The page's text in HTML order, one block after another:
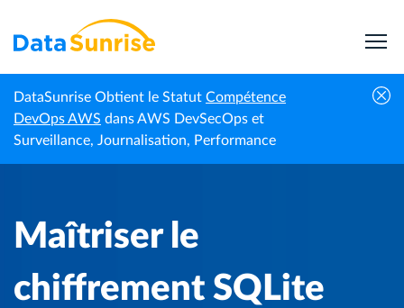
DataSunrise Obtient le Statut Compétence
DevOps AWS dans AWS DevSecOps et
Surveillance, Journalisation, Performance
Accueil
Centre de
connaissances
Maîtriser le chiffrement SQLite pour sécuriser
les données sensibles
Maîtriser le
chiffrement SQLite